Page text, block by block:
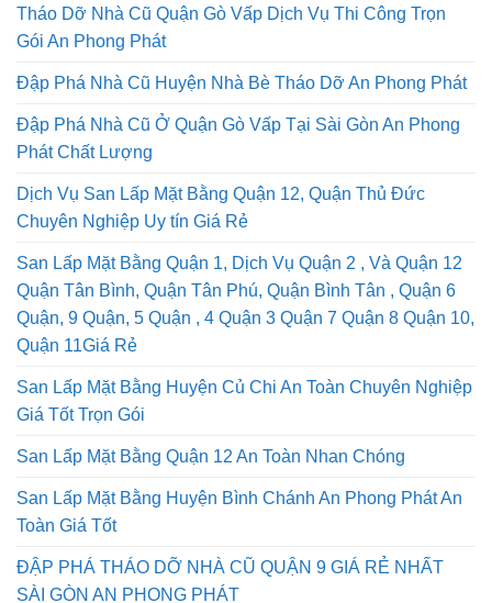
Tháo Dỡ Nhà Cũ Quận Gò Vấp Dịch Vụ Thi Công Trọn
Gói An Phong Phát
Đập Phá Nhà Cũ Huyện Nhà Bè Tháo Dỡ An Phong Phát
Đập Phá Nhà Cũ Ở Quận Gò Vấp Tại Sài Gòn An Phong
Phát Chất Lượng
Dịch Vụ San Lấp Mặt Bằng Quận 12, Quận Thủ Đức
Chuyên Nghiệp Uy tín Giá Rẻ
San Lấp Mặt Bằng Quận 1, Dịch Vụ Quận 2 , Và Quận 12
Quận Tân Bình, Quận Tân Phú, Quận Bình Tân , Quận 6
Quận, 9 Quận, 5 Quận , 4 Quận 3 Quận 7 Quận 8 Quận 10,
Quận 11Giá Rẻ
San Lấp Mặt Bằng Huyện Củ Chi An Toàn Chuyên Nghiệp
Giá Tốt Trọn Gói
San Lấp Mặt Bằng Quận 12 An Toàn Nhan Chóng
San Lấp Mặt Bằng Huyện Bình Chánh An Phong Phát An
Toàn Giá Tốt
ĐẬP PHÁ THÁO DỠ NHÀ CŨ QUẬN 9 GIÁ RẺ NHẤT
SÀI GÒN AN PHONG PHÁT